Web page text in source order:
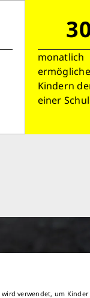
monatlich
Kindern
einer
verwendet, um